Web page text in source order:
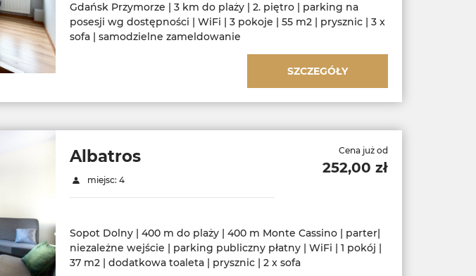
Gdańsk Przymorze | 3 km do plaży | 2. piętro | parking na
posesji wg dostępności | WiFi | 3 pokoje | 55 m2 | prysznic | 3 x
sofa | samodzielne zameldowanie
SZCZEGÓŁY
Albatros
miejsc: 4
Cena już od
252,00 zł
Sopot Dolny | 400 m do plaży | 400 m Monte Cassino | parter|
niezależne wejście | parking publiczny płatny | WiFi | 1 pokój |
37 m2 | dodatkowa toaleta | prysznic | 2 x sofa